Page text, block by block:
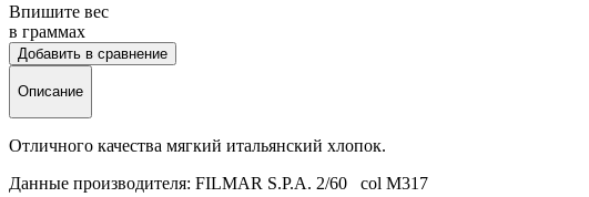
Впишите вес
в граммах
Добавить в сравнение
Описание
Отличного качества мягкий итальянский хлопок.
Данные производителя: FILMAR S.P.A. 2/60 col М317